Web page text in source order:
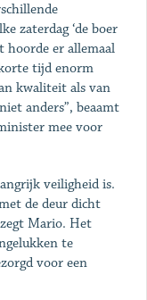
zaterdag ‘de boer
hoorde er allemaal
tijd enorm
kwaliteit als van
anders”, beaamt
mee voor
veiligheid is.
de deur dicht
Mario. Het
te
voor een